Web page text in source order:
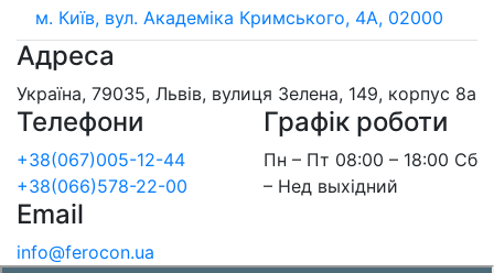
м. Київ, вул. Академіка Кримського, 4А, 02000
Адреса
Україна, 79035, Львів, вулиця Зелена, 149, корпус 8а
Телефони
+38(067)005-12-44
+38(066)578-22-00
Графік роботи
Пн – Пт 08:00 – 18:00 Сб
– Нед выхідний
Email
info@ferocon.ua